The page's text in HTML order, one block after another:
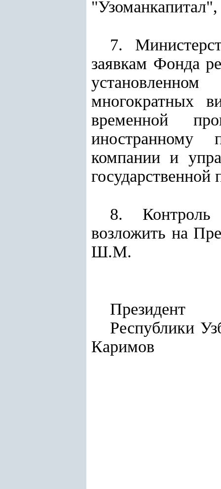
7.
заявкам Фонда
многократных
временной
иностранному
компании и
8. Контроль
возложить на
Ш.М.
Президент
Каримов